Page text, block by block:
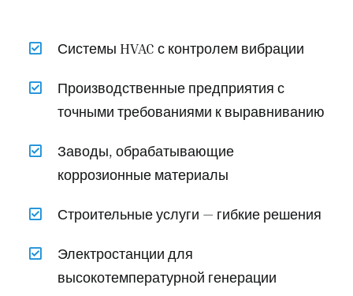
Системы HVAC с контролем вибрации
Производственные предприятия с
точными требованиями к выравниванию
Заводы, обрабатывающие
коррозионные материалы
Строительные услуги — гибкие решения
Электростанции для
высокотемпературной генерации